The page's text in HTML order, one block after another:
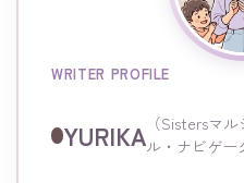
WRITER PROFILE
YURIKA （Sistersマ
ル・ナビゲー